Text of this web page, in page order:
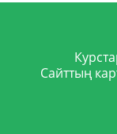
Сайттың